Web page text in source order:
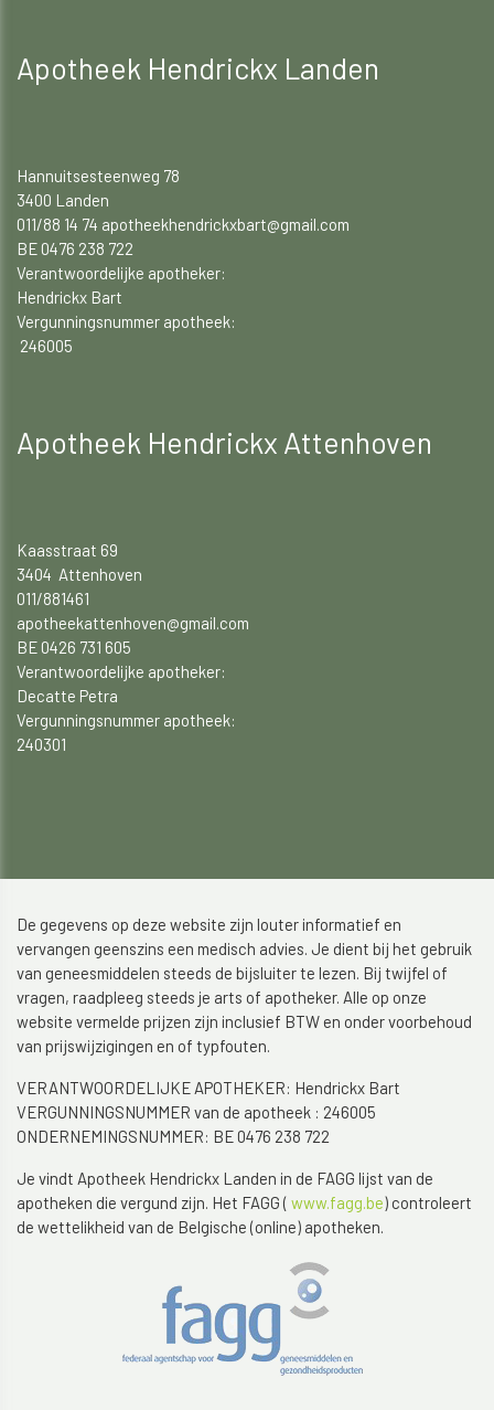
Apotheek Hendrickx Landen
Hannuitsesteenweg 78
3400 Landen
011/88 14 74 apotheekhendrickxbart@gmail.com
BE 0476 238 722
Verantwoordelijke apotheker:
Hendrickx Bart
Vergunningsnummer apotheek:
246005
Apotheek Hendrickx Attenhoven
Kaasstraat 69
3404 Attenhoven
011/881461
apotheekattenhoven@gmail.com
BE 0426 731 605
Verantwoordelijke apotheker:
Decatte Petra
Vergunningsnummer apotheek:
240301​​​​​​​
De gegevens op deze website zijn louter informatief en
vervangen geenszins een medisch advies. Je dient bij het gebruik
van geneesmiddelen steeds de bijsluiter te lezen. Bij twijfel of
vragen, raadpleeg steeds je arts of apotheker. Alle op onze
website vermelde prijzen zijn inclusief BTW en onder voorbehoud
van prijswijzigingen en of typfouten.
VERANTWOORDELIJKE APOTHEKER: Hendrickx Bart
VERGUNNINGSNUMMER van de apotheek : 246005
ONDERNEMINGSNUMMER: BE 0476 238 722
Je vindt Apotheek Hendrickx Landen in de FAGG lijst van de
apotheken die vergund zijn. Het FAGG ( www.fagg.be) controleert
de wettelikheid van de Belgische (online) apotheken.